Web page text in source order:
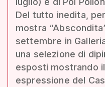
Del tutto inedita,
mostra
settembre in
una selezione di
esposti mostrando
espressione del